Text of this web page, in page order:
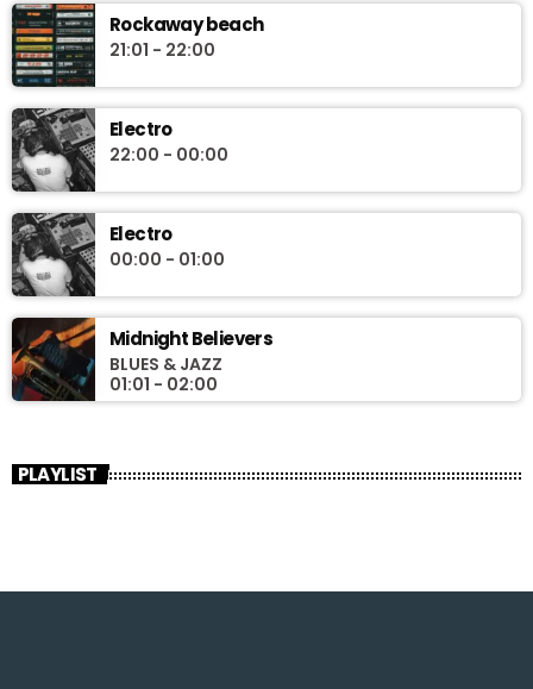
Rockaway beach
21:01 - 22:00
Electro
22:00 - 00:00
Electro
00:00 - 01:00
Midnight Believers
BLUES & JAZZ
01:01 - 02:00
PLAYLIST